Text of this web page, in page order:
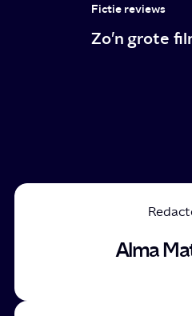
Fictie reviews
Zo’n grote
Alma